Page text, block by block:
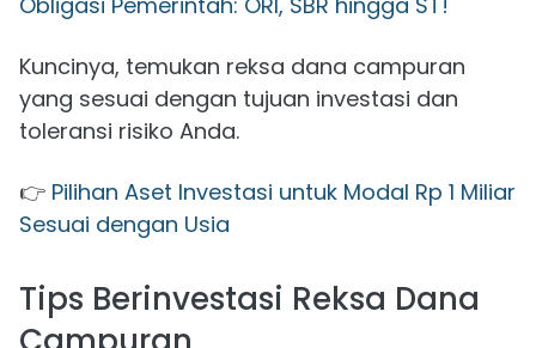
Kuncinya, temukan reksa dana campuran
yang sesuai dengan tujuan investasi dan
toleransi risiko Anda.
👉 Pilihan Aset Investasi untuk Modal Rp 1 Miliar
Sesuai dengan Usia
Tips Berinvestasi Reksa Dana